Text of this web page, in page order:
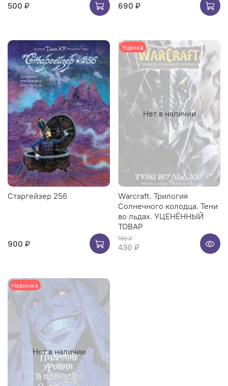
500 ₽
690 ₽
Старгейзер 256
900 ₽
Нет в наличии
Уценка
Warcraft. Трилогия
Солнечного колодца. Тени
во льдах. УЦЕНЁННЫЙ
ТОВАР
730 ₽
430 ₽
Нет в наличии
Новинка